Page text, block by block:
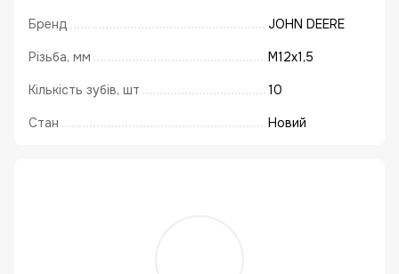
Бренд JOHN DEERE
Різьба, мм М12х1,5
Кількість зубів, шт 10
Стан Новий